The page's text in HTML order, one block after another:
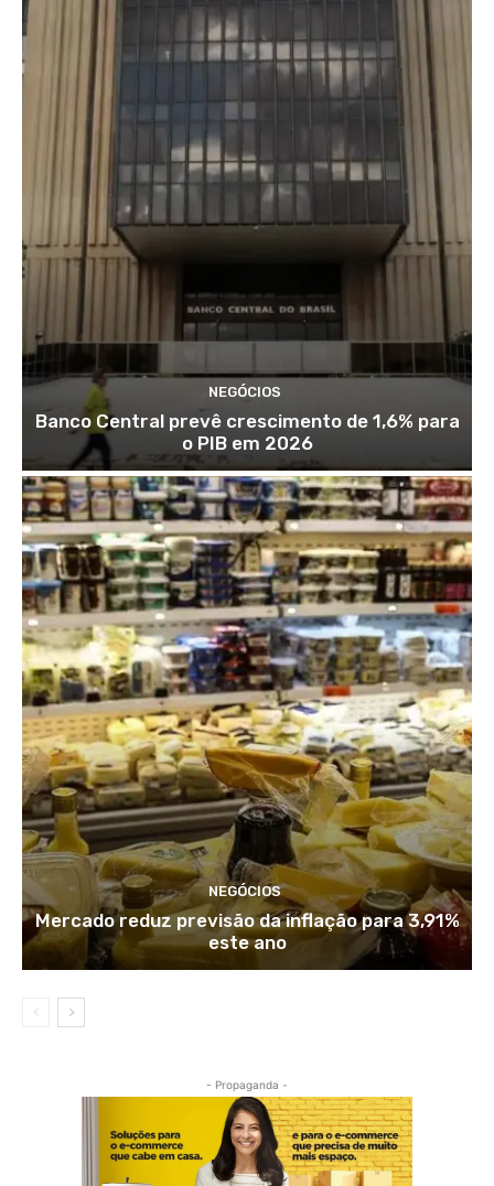
NEGÓCIOS
Banco Central prevê crescimento de 1,6% para
o PIB em 2026
NEGÓCIOS
Mercado reduz previsão da inflação para 3,91%
este ano
- Propaganda -